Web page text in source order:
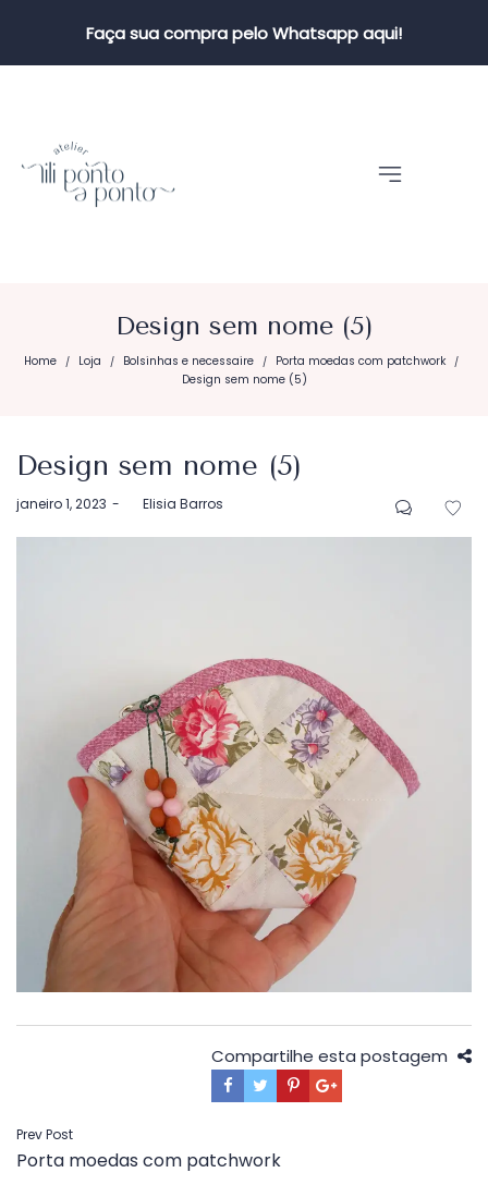
Faça sua compra pelo Whatsapp aqui!
Design sem nome (5)
Home / Loja / Bolsinhas e necessaire / Porta moedas com patchwork /
Design sem nome (5)
Design sem nome (5)
Postado
janeiro 1, 2023 byElisia Barros
Compartilhe esta postagem
Navegação
de
Prev Post
Porta moedas com patchwork